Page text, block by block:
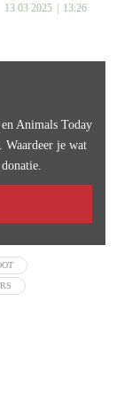
13 03 2025 13:26
Animals Today
Waardeer je wat